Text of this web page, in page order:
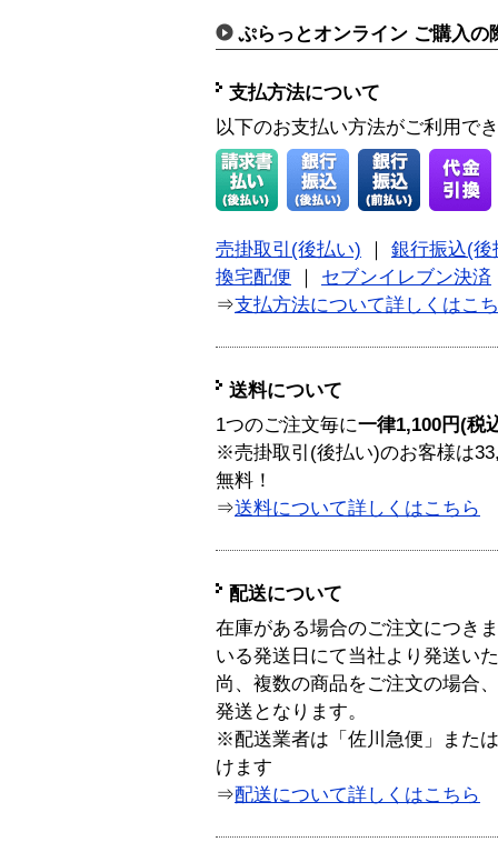
ぷらっとオンライン ご購入の
支払方法について
以下のお支払い方法がご利用で
売掛取引(後払い)
銀行振込(後
換宅配便
セブンイレブン決済
⇒支払方法について詳しくはこ
送料について
1つのご注文毎に一律1,100円(税
※売掛取引(後払い)のお客様は
無料！
⇒送料について詳しくはこちら
配送について
在庫がある場合のご注文につき
いる発送日にて当社より発送い
尚、複数の商品をご注文の場合
発送となります。
※配送業者は「佐川急便」また
けます
⇒配送について詳しくはこちら